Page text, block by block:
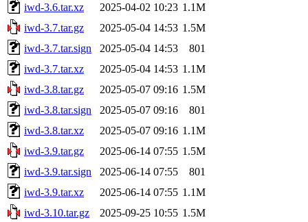
iwd-3.6.tar.xz
2025-04-02 10:23 1.1M
iwd-3.7.tar.gz
2025-05-04 14:53 1.5M
iwd-3.7.tar.sign
2025-05-04 14:53
801
iwd-3.7.tar.xz
2025-05-04 14:53 1.1M
iwd-3.8.tar.gz
2025-05-07 09:16 1.5M
iwd-3.8.tar.sign
2025-05-07 09:16
801
iwd-3.8.tar.xz
2025-05-07 09:16 1.1M
iwd-3.9.tar.gz
2025-06-14 07:55 1.5M
iwd-3.9.tar.sign
2025-06-14 07:55
801
iwd-3.9.tar.xz
2025-06-14 07:55 1.1M
iwd-3.10.tar.gz
2025-09-25 10:55 1.5M